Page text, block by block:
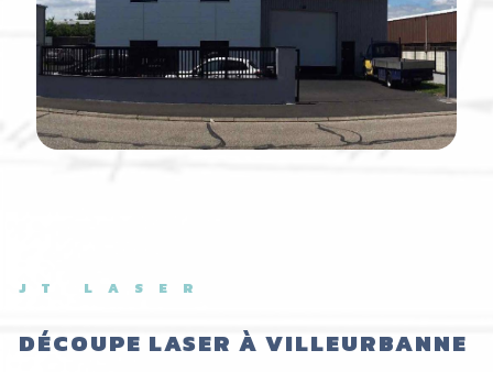
JT LASER
DÉCOUPE LASER À VILLEURBANNE